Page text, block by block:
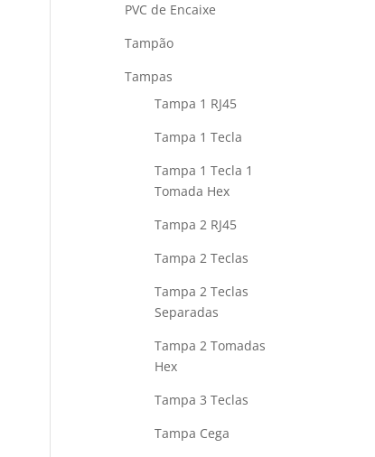
PVC de Encaixe
Tampão
Tampas
Tampa 1 RJ45
Tampa 1 Tecla
Tampa 1 Tecla 1
Tomada Hex
Tampa 2 RJ45
Tampa 2 Teclas
Tampa 2 Teclas
Separadas
Tampa 2 Tomadas
Hex
Tampa 3 Teclas
Tampa Cega